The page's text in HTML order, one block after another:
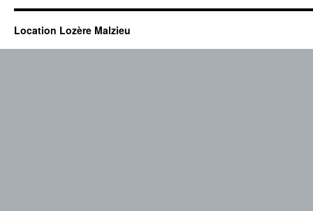
Location Lozère Malzieu